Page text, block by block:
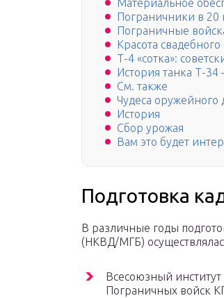
Материальное
Пограничники в 20
Пограничные
Красота свадебного
Т-4 «сотка»:
История танка Т-34
См. также
Чудеса оружейного
История
Сбор урожая
Вам это будет
Подготовка
В различные годы
(НКВД/МГБ)
Всесоюзный
Пограничных войск